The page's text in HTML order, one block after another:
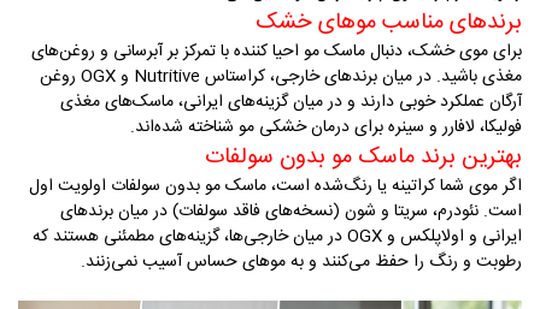
برندهای مناسب موهای خشک
برای موی خشک، دنبال ماسک مو احیا کننده با تمرکز بر آبرسانی و روغن‌های
مغذی باشید. در میان برندهای خارجی، کراستاس Nutritive وOGX روغن
آرگان عملکرد خوبی دارند و در میان گزینه‌های ایرانی، ماسک‌های مغذی
فولیکا، لافارر و سینره برای درمان خشکی مو شناخته شده‌اند.
بهترین برند ماسک مو بدون سولفات
اگر موی شما کراتینه یا رنگ‌شده است، ماسک مو بدون سولفات اولویت اول
است. نئودرم، سریتا و شون (نسخه‌های فاقد سولفات) در میان برندهای
ایرانی و اولاپلکس وOGXدر میان خارجی‌ها، گزینه‌های مطمئنی هستند که
رطوبت و رنگ را حفظ می‌کنند و به موهای حساس آسیب نمی‌زنند.